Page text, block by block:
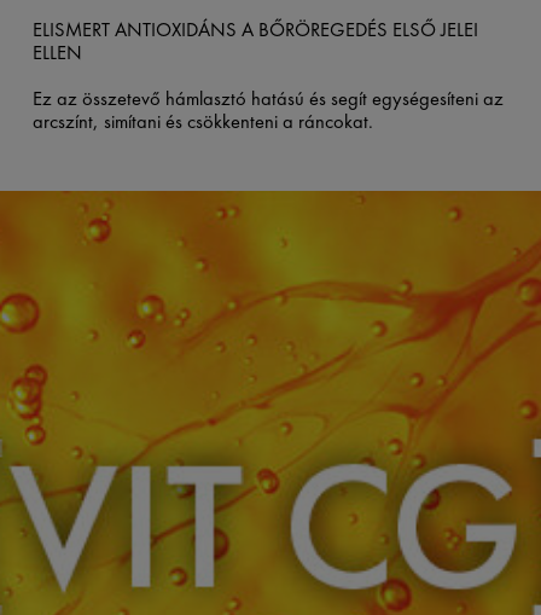
ELISMERT ANTIOXIDÁNS A BŐRÖREGEDÉS ELSŐ JELEI
ELLEN
Ez az összetevő hámlasztó hatású és segít egységesíteni az
arcszínt, simítani és csökkenteni a ráncokat.